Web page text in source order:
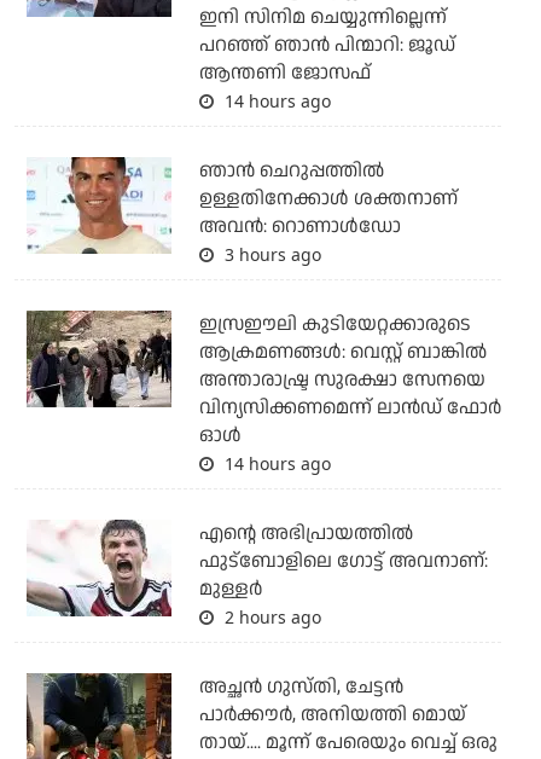
ഇനി സിനിമ ചെയ്യുന്നില്ലെന്ന്
പറഞ്ഞ് ഞാന്‍ പിന്മാറി: ജൂഡ്
ആന്തണി ജോസഫ്
14 hours ago
ഞാന്‍ ചെറുപ്പത്തില്‍
ഉള്ളതിനേക്കാള്‍ ശക്തനാണ്
അവന്‍: റൊണാള്‍ഡോ
3 hours ago
ഇസ്രഈലി കുടിയേറ്റക്കാരുടെ
ആക്രമണങ്ങള്‍: വെസ്റ്റ് ബാങ്കില്‍
അന്താരാഷ്ട്ര സുരക്ഷാ സേനയെ
വിന്യസിക്കണമെന്ന് ലാന്‍ഡ് ഫോര്‍
ഓള്‍
14 hours ago
എന്റെ അഭിപ്രായത്തില്‍
ഫുട്‌ബോളിലെ ഗോട്ട് അവനാണ്:
മുള്ളര്‍
2 hours ago
അച്ഛന്‍ ഗുസ്തി, ചേട്ടന്‍
പാര്‍ക്കൗര്‍, അനിയത്തി മൊയ്
തായ്.... മൂന്ന് പേരെയും വെച്ച് ഒരു